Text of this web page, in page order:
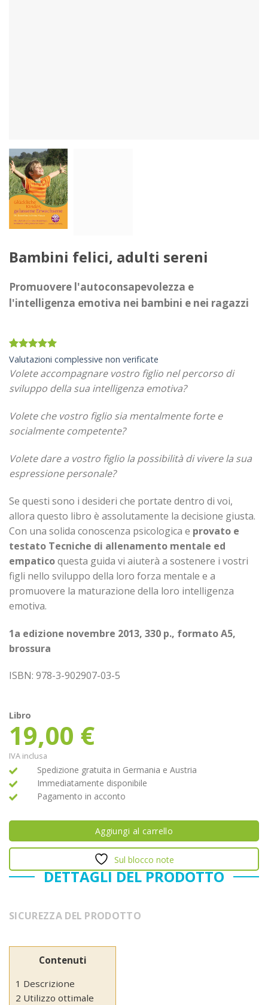
Bambini felici, adulti sereni
Promuovere l'autoconsapevolezza e
l'intelligenza emotiva nei bambini e nei ragazzi
Valutato
su base di
25
recensioni
Valutazioni complessive non verificate
Volete accompagnare vostro figlio nel percorso di
sviluppo della sua intelligenza emotiva?
Volete che vostro figlio sia mentalmente forte e
socialmente competente?
Volete dare a vostro figlio la possibilità di vivere la sua
espressione personale?
Se questi sono i desideri che portate dentro di voi,
allora questo libro è assolutamente la decisione giusta.
Con una solida conoscenza psicologica e provato e
testato Tecniche di allenamento mentale ed
empaticoquesta guida vi aiuterà a sostenere i vostri
figli nello sviluppo della loro forza mentale e a
promuovere la maturazione della loro intelligenza
emotiva.
1a edizione novembre 2013, 330 p., formato A5,
brossura
ISBN: 978-3-902907-03-5
Libro
19,00 €
IVA inclusa
Spedizione gratuita in Germania e Austria
Immediatamente disponibile
Pagamento in acconto
Aggiungi al carrello
Sul blocco note
DETTAGLI DEL PRODOTTO
SICUREZZA DEL PRODOTTO
Contenuti
1 Descrizione
2 Utilizzo ottimale